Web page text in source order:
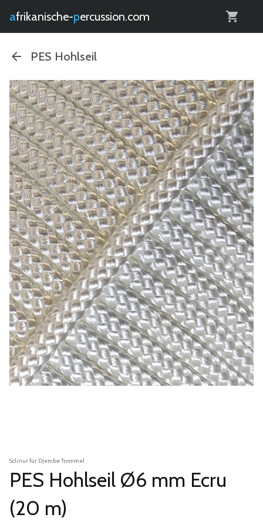
afrikanische- percussion.com
PES Hohlseil
Schnur für Djembe Trommel
PES Hohlseil Ø6 mm Ecru
(20 m)